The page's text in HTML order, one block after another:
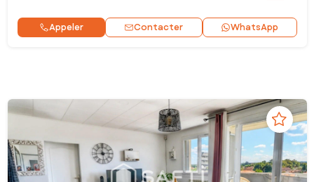
Appeler Contacter WhatsApp